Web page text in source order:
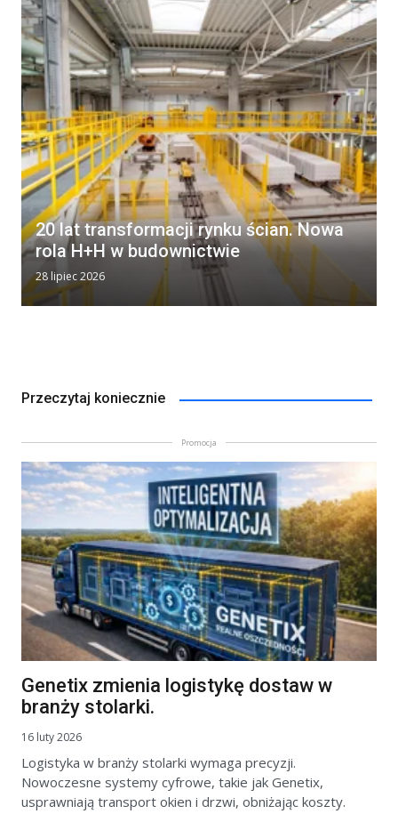
20 lat transformacji rynku ścian. Nowa
rola H+H w budownictwie
28 lipiec 2026
Przeczytaj koniecznie
Promocja
Genetix zmienia logistykę dostaw w
branży stolarki.
16 luty 2026
Logistyka w branży stolarki wymaga precyzji.
Nowoczesne systemy cyfrowe, takie jak Genetix,
usprawniają transport okien i drzwi, obniżając koszty.